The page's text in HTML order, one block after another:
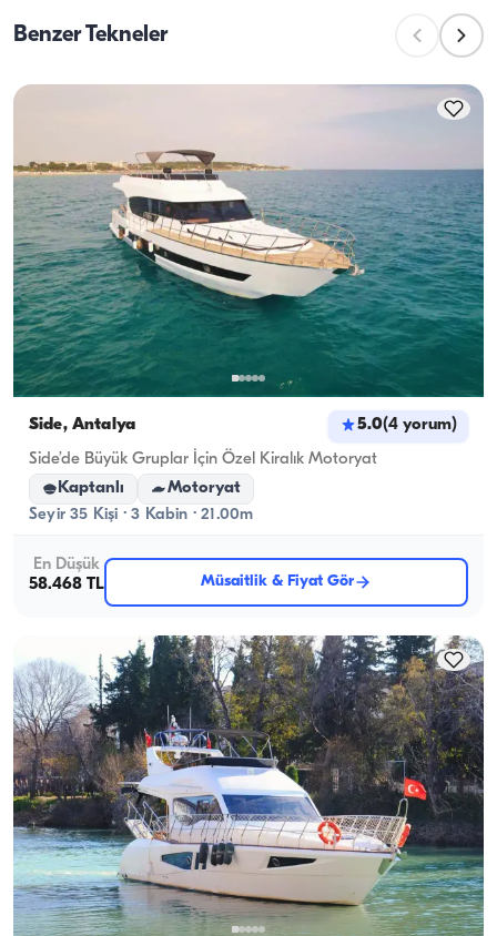
üstlenir.
maksimum yolcu sayısını ifade eder. Gecelik
dikkate almak önemlidir; günlük kiralamalarda ise
Benzer Tekneler
Side, Antalya 5.0(4 yorum)
Side’de Büyük Gruplar İçin Özel Kiralık Motoryat
Kaptanlı
Motoryat
Seyir 35 Kişi · 3 Kabin · 21.00m
En Düşük
58.468 TL
Müsaitlik & Fiyat Gör